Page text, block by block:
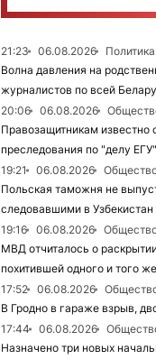
21:23 06.08.2026
Политика
Волна давления на
журналистов по всей
20:06
06.08.2026
Правозащитникам известно
преследования по "делу ЕГУ"
19:21
06.08.2026
Польская таможня не
следовавшими в Узбекистан
19:16
06.08.2026
МВД отчиталось о
похитившей одного и того
17:52
06.08.2026
В Гродно в гараже взрыв,
17:44
06.08.2026
Назначено три новых